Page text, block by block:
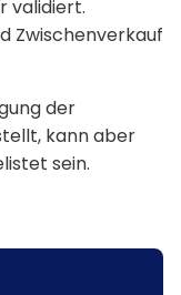
validiert.
Zwischenverkauf
der
kann aber
sein.